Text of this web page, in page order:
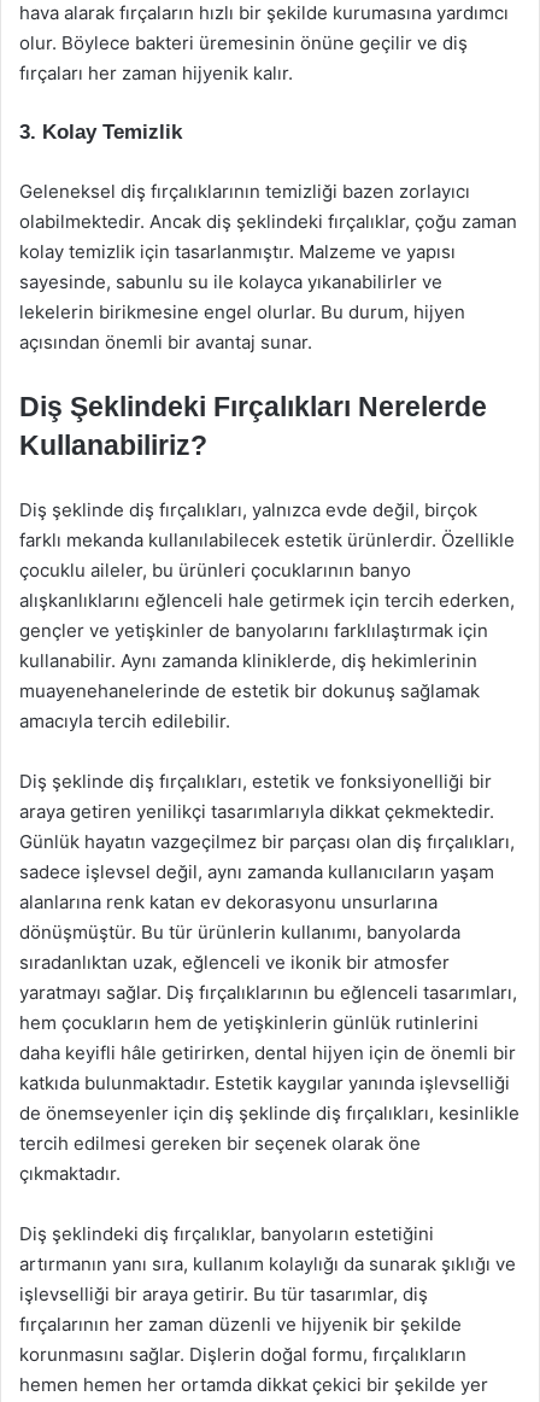
hava alarak fırçaların hızlı bir şekilde kurumasına yardımcı
olur. Böylece bakteri üremesinin önüne geçilir ve diş
fırçaları her zaman hijyenik kalır.
3. Kolay Temizlik
Geleneksel diş fırçalıklarının temizliği bazen zorlayıcı
olabilmektedir. Ancak diş şeklindeki fırçalıklar, çoğu zaman
kolay temizlik için tasarlanmıştır. Malzeme ve yapısı
sayesinde, sabunlu su ile kolayca yıkanabilirler ve
lekelerin birikmesine engel olurlar. Bu durum, hijyen
açısından önemli bir avantaj sunar.
Diş Şeklindeki Fırçalıkları Nerelerde
Kullanabiliriz?
Diş şeklinde diş fırçalıkları, yalnızca evde değil, birçok
farklı mekanda kullanılabilecek estetik ürünlerdir. Özellikle
çocuklu aileler, bu ürünleri çocuklarının banyo
alışkanlıklarını eğlenceli hale getirmek için tercih ederken,
gençler ve yetişkinler de banyolarını farklılaştırmak için
kullanabilir. Aynı zamanda kliniklerde, diş hekimlerinin
muayenehanelerinde de estetik bir dokunuş sağlamak
amacıyla tercih edilebilir.
Diş şeklinde diş fırçalıkları, estetik ve fonksiyonelliği bir
araya getiren yenilikçi tasarımlarıyla dikkat çekmektedir.
Günlük hayatın vazgeçilmez bir parçası olan diş fırçalıkları,
sadece işlevsel değil, aynı zamanda kullanıcıların yaşam
alanlarına renk katan ev dekorasyonu unsurlarına
dönüşmüştür. Bu tür ürünlerin kullanımı, banyolarda
sıradanlıktan uzak, eğlenceli ve ikonik bir atmosfer
yaratmayı sağlar. Diş fırçalıklarının bu eğlenceli tasarımları,
hem çocukların hem de yetişkinlerin günlük rutinlerini
daha keyifli hâle getirirken, dental hijyen için de önemli bir
katkıda bulunmaktadır. Estetik kaygılar yanında işlevselliği
de önemseyenler için diş şeklinde diş fırçalıkları, kesinlikle
tercih edilmesi gereken bir seçenek olarak öne
çıkmaktadır.
Diş şeklindeki diş fırçalıklar, banyoların estetiğini
artırmanın yanı sıra, kullanım kolaylığı da sunarak şıklığı ve
işlevselliği bir araya getirir. Bu tür tasarımlar, diş
fırçalarının her zaman düzenli ve hijyenik bir şekilde
korunmasını sağlar. Dişlerin doğal formu, fırçalıkların
hemen hemen her ortamda dikkat çekici bir şekilde yer